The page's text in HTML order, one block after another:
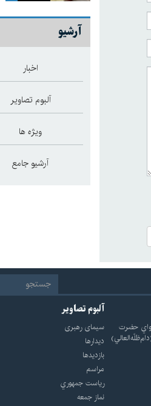
آرشیو
اخبار
آلبوم تصاویر
ویژه ها
آرشیو جامع
حضرت
آلبوم تصاویر
سيماى رهبرى
ديدارها
بازديدها
مراسم
رياست جمهوري
نماز جمعه